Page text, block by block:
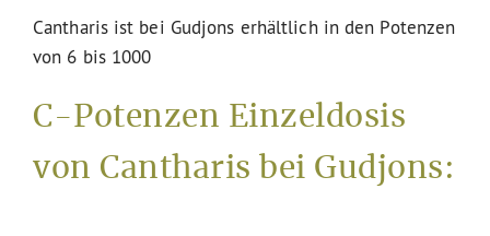
Cantharis ist bei Gudjons erhältlich in den Potenzen
von 6 bis 1000
C-Potenzen Einzeldosis
von Cantharis bei Gudjons: